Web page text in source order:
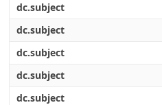
dc.subject
dc.subject
dc.subject
dc.subject
dc.subject